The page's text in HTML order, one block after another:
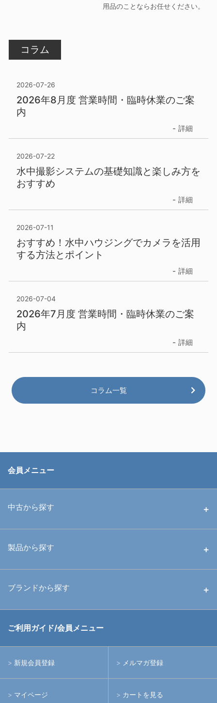
用品のことならお任せください。
コラム
2026-07-26
2026年8月度 営業時間・臨時休業のご案
内
詳細
2026-07-22
水中撮影システムの基礎知識と楽しみ方を
おすすめ
詳細
2026-07-11
おすすめ！水中ハウジングでカメラを活用
する方法とポイント
詳細
2026-07-04
2026年7月度 営業時間・臨時休業のご案
内
詳細
コラム一覧
会員メニュー
中古から探す
中古ハウジング
中古アームシステム
製品から探す
ハウジング
ライト
アームシステム
ブランドから探す
RGBlue
イノン
ご利用ガイド/会員メニュー
新規会員登録 メルマガ登録
マイページ カートを見る